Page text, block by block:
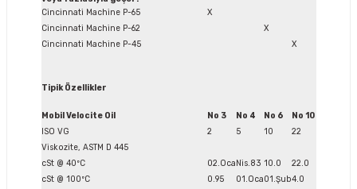
Cincinnati Machine P-65
X
Cincinnati Machine P-62
X
Cincinnati Machine P-45
X
Tipik Özellikler
Mobil Velocite Oil No 3 No 4 No 6
No 10
ISO VG
2 5 10
22
Viskozite, ASTM D 445
cSt @ 40ºC
02.OcaNis.83 10.0
22.0
cSt @ 100ºC
0.95 01.Oca01.Şub4.0